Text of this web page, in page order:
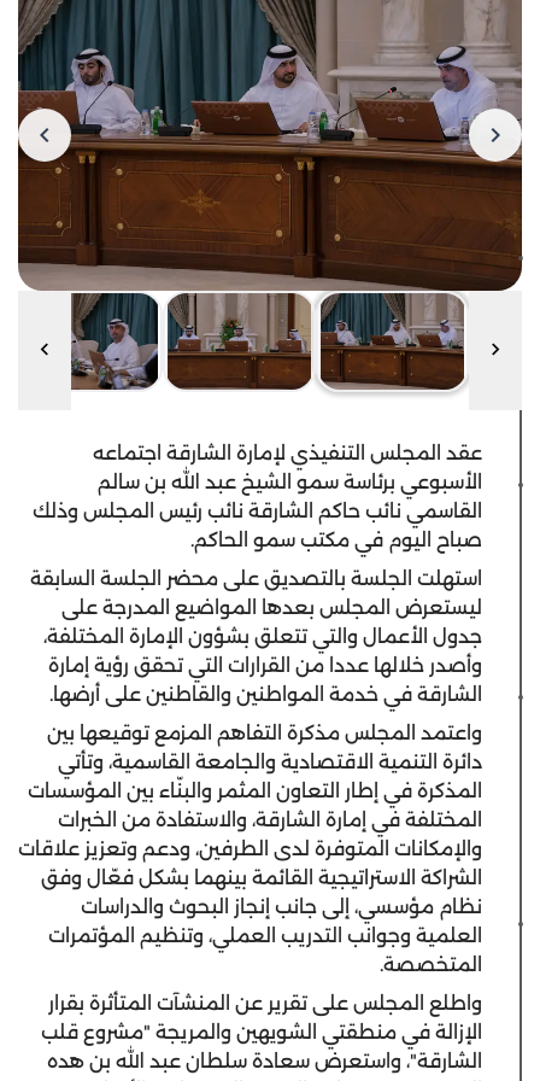
عقد المجلس التنفيذي لإمارة الشارقة اجتماعه
الأسبوعي برئاسة سمو الشيخ عبد الله بن سالم
القاسمي نائب حاكم الشارقة نائب رئيس المجلس وذلك
صباح اليوم في مكتب سمو الحاكم.
استهلت الجلسة بالتصديق على محضر الجلسة السابقة
ليستعرض المجلس بعدها المواضيع المدرجة على
جدول الأعمال والتي تتعلق بشؤون الإمارة المختلفة،
وأصدر خلالها عددا من القرارات التي تحقق رؤية إمارة
الشارقة في خدمة المواطنين والقاطنين على أرضها.
واعتمد المجلس مذكرة التفاهم المزمع توقيعها بين
دائرة التنمية الاقتصادية والجامعة القاسمية، وتأتي
المذكرة في إطار التعاون المثمر والبنّاء بين المؤسسات
المختلفة في إمارة الشارقة، والاستفادة من الخبرات
والإمكانات المتوفرة لدى الطرفين، ودعم وتعزيز علاقات
الشراكة الاستراتيجية القائمة بينهما بشكل فعّال وفق
نظام مؤسسي، إلى جانب إنجاز البحوث والدراسات
العلمية وجوانب التدريب العملي، وتنظيم المؤتمرات
المتخصصة.
واطلع المجلس على تقرير عن المنشآت المتأثرة بقرار
الإزالة في منطقتي الشويهين والمريجة "مشروع قلب
الشارقة"، واستعرض سعادة سلطان عبد الله بن هده